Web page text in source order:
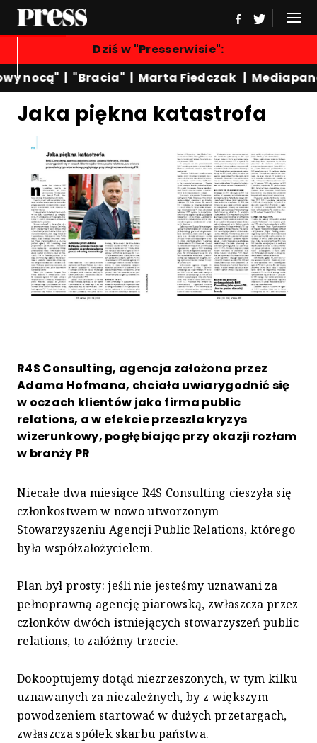
Dziś w "Presserwisie":
nocą" |"Bracia"| Marta Fiedczak |
Jaka piękna katastrofa
R4S Consulting, agencja założona przez
Adama Hofmana, chciała uwiarygodnić się
w oczach klientów jako firma public
relations, a w efekcie przeszła kryzys
wizerunkowy, pogłębiając przy okazji rozłam
w branży PR
Niecałe dwa miesiące R4S Consulting cieszyła się
członkostwem w nowo utworzonym
Stowarzyszeniu Agencji Public Relations, którego
była współzałożycielem.
Plan był prosty: jeśli nie jesteśmy uznawani za
pełnoprawną agencję piarowską, zwłaszcza przez
członków dwóch istniejących stowarzyszeń public
relations, to załóżmy trzecie.
Dokooptujemy dotąd niezrzeszonych, w tym kilku
uznawanych za niezależnych, by z większym
powodzeniem startować w dużych przetargach,
zwłaszcza spółek skarbu państwa.